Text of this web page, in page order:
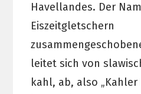
Havellandes. Der
Eiszeitgletschern
leitet sich von
kahl, ab, also „Kahler